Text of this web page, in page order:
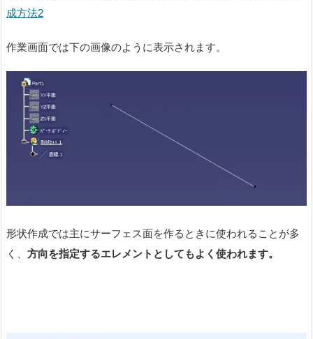
成方法2
作業画面では下の画像のように表示されます。
形状作成では主にサーフェス面を作るときに使われることが多
く、 方向を指定するエレメントとしてもよく使われます。